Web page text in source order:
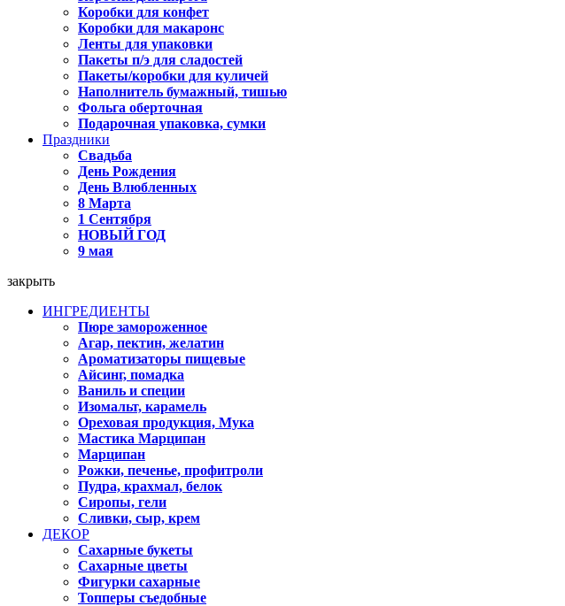
Коробки для конфет
Коробки для макаронс
Ленты для упаковки
Пакеты п/э для сладостей
Пакеты/коробки для куличей
Наполнитель бумажный, тишью
Фольга оберточная
Подарочная упаковка, сумки
Праздники
Свадьба
День Рождения
День Влюбленных
8 Марта
1 Сентября
НОВЫЙ ГОД
9 мая
закрыть
ИНГРЕДИЕНТЫ
Пюре замороженное
Агар, пектин, желатин
Ароматизаторы пищевые
Айсинг, помадка
Ваниль и специи
Изомальт, карамель
Ореховая продукция, Мука
Мастика Марципан
Марципан
Рожки, печенье, профитроли
Пудра, крахмал, белок
Сиропы, гели
Сливки, сыр, крем
ДЕКОР
Сахарные букеты
Сахарные цветы
Фигурки сахарные
Топперы съедобные